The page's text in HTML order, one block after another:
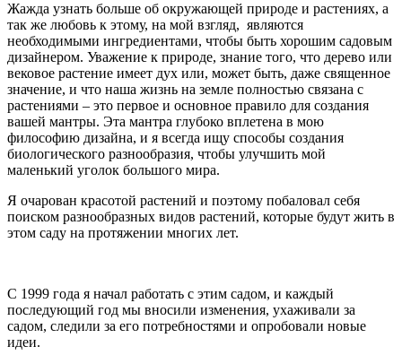
Жажда узнать больше об окружающей природе и растениях, а
так же любовь к этому, на мой взгляд, являются
необходимыми ингредиентами, чтобы быть хорошим садовым
дизайнером. Уважение к природе, знание того, что дерево или
вековое растение имеет дух или, может быть, даже священное
значение, и что наша жизнь на земле полностью связана с
растениями – это первое и основное правило для создания
вашей мантры. Эта мантра глубоко вплетена в мою
философию дизайна, и я всегда ищу способы создания
биологического разнообразия, чтобы улучшить мой
маленький уголок большого мира.
Я очарован красотой растений и поэтому побаловал себя
поиском разнообразных видов растений, которые будут жить в
этом саду на протяжении многих лет.
С 1999 года я начал работать с этим садом, и каждый
последующий год мы вносили изменения, ухаживали за
садом, следили за его потребностями и опробовали новые
идеи.